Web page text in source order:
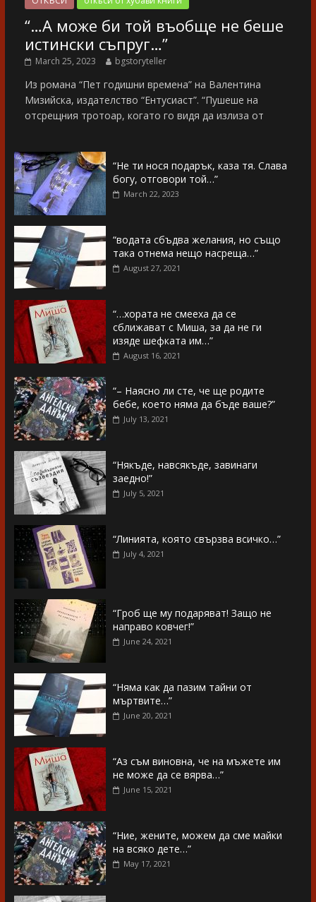
“…А може би той въобще не беше
истински съпруг…”
March 25, 2023 bgstoryteller
Из романа “Пет годишни времена” на Валентина
Мизийска, издателство “Ентусиаст”. “Пушеше на
отсрещния тротоар, когато го видя да излиза от
“Не ти нося подарък, каза тя. Слава
богу, отговори той…”
March 22, 2023
“водата сбъдва желания, но също
така отнема нещо насреща…”
August 27, 2021
“…хората не смееха да се
сближават с Миша, за да не ги
изяде шефката им…”
August 16, 2021
“– Наясно ли сте, че ще родите
бебе, което няма да бъде ваше?”
July 13, 2021
“Някъде, навсякъде, завинаги
заедно!”
July 5, 2021
“Линията, която свързва всичко…”
July 4, 2021
“Гроб ще му подаряват! Защо не
направо ковчег!”
June 24, 2021
“Няма как да пазим тайни от
мъртвите…”
June 20, 2021
“Аз съм виновна, че на мъжете им
не може да се вярва…”
June 15, 2021
“Ние, жените, можем да сме майки
на всяко дете…”
May 17, 2021